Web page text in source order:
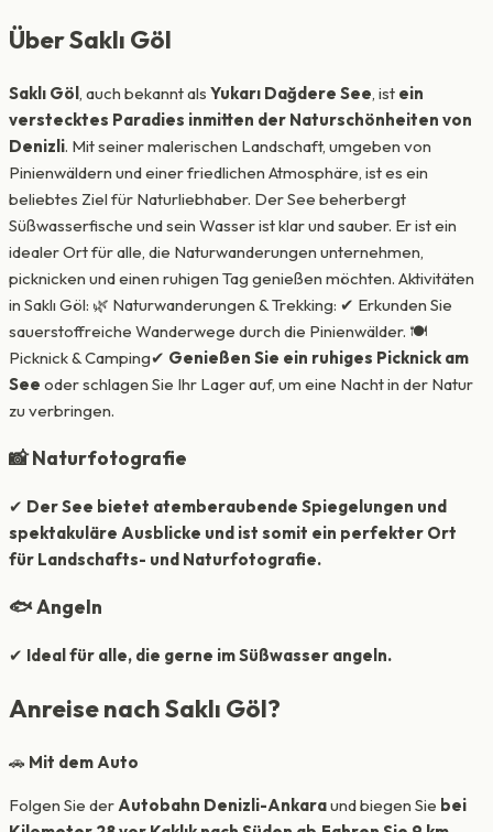
Über Saklı Göl
Saklı Göl, auch bekannt als Yukarı Dağdere See, ist ein
verstecktes Paradies inmitten der Naturschönheiten von
Denizli. Mit seiner malerischen Landschaft, umgeben von
Pinienwäldern und einer friedlichen Atmosphäre, ist es ein
beliebtes Ziel für Naturliebhaber. Der See beherbergt
Süßwasserfische und sein Wasser ist klar und sauber. Er ist ein
idealer Ort für alle, die Naturwanderungen unternehmen,
picknicken und einen ruhigen Tag genießen möchten. Aktivitäten
in Saklı Göl: 🌿 Naturwanderungen & Trekking: ✔ Erkunden Sie
sauerstoffreiche Wanderwege durch die Pinienwälder. 🍽️
Picknick & Camping✔ Genießen Sie ein ruhiges Picknick am
See oder schlagen Sie Ihr Lager auf, um eine Nacht in der Natur
zu verbringen.
📸 Naturfotografie
✔ Der See bietet atemberaubende Spiegelungen und
spektakuläre Ausblicke und ist somit ein perfekter Ort
für Landschafts- und Naturfotografie.
🐟 Angeln
✔ Ideal für alle, die gerne im Süßwasser angeln.
Anreise nach Saklı Göl?
🚗 Mit dem Auto
Folgen Sie derAutobahn Denizli-Ankaraund biegen Sie bei